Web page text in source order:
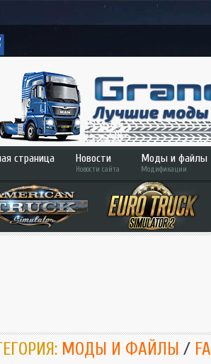
страница Новости
Новости сайта
Моды и файлы
Модификации
ETS 2
ATS
МОДЫ И ФАЙЛЫ /